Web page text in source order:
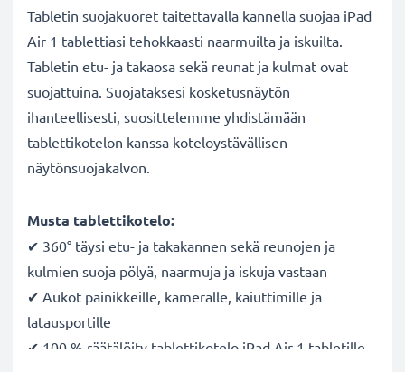
Tabletin suojakuoret taitettavalla kannella suojaa iPad
Air 1 tablettiasi tehokkaasti naarmuilta ja iskuilta.
Tabletin etu- ja takaosa sekä reunat ja kulmat ovat
suojattuina. Suojataksesi kosketusnäytön
ihanteellisesti, suosittelemme yhdistämään
tablettikotelon kanssa koteloystävällisen
näytönsuojakalvon.
Musta tablettikotelo:
✔ 360° täysi etu- ja takakannen sekä reunojen ja
kulmien suoja pölyä, naarmuja ja iskuja vastaan
✔ Aukot painikkeille, kameralle, kaiuttimille ja
latausportille
✔ 100 % räätälöity tablettikotelo iPad Air 1 tabletille